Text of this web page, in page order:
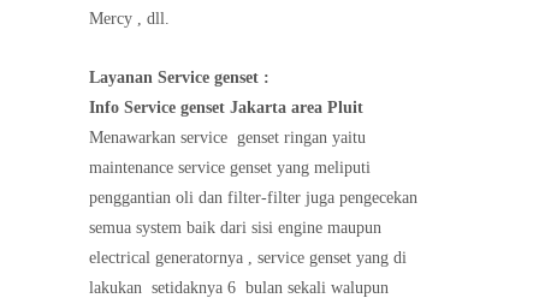
Mercy , dll.
Layanan Service genset :
Info Service genset Jakarta area Pluit
Menawarkan service genset ringan yaitu
maintenance service genset yang meliputi
penggantian oli dan filter-filter juga pengecekan
semua system baik dari sisi engine maupun
electrical generatornya , service genset yang di
lakukan setidaknya 6 bulan sekali walupun